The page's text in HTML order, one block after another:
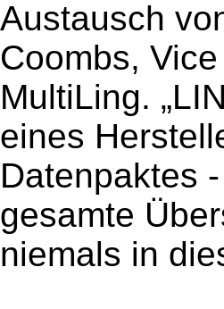
Austausch
Coombs,
MultiLing.
eines
Datenpaktes
gesamte
niemals in